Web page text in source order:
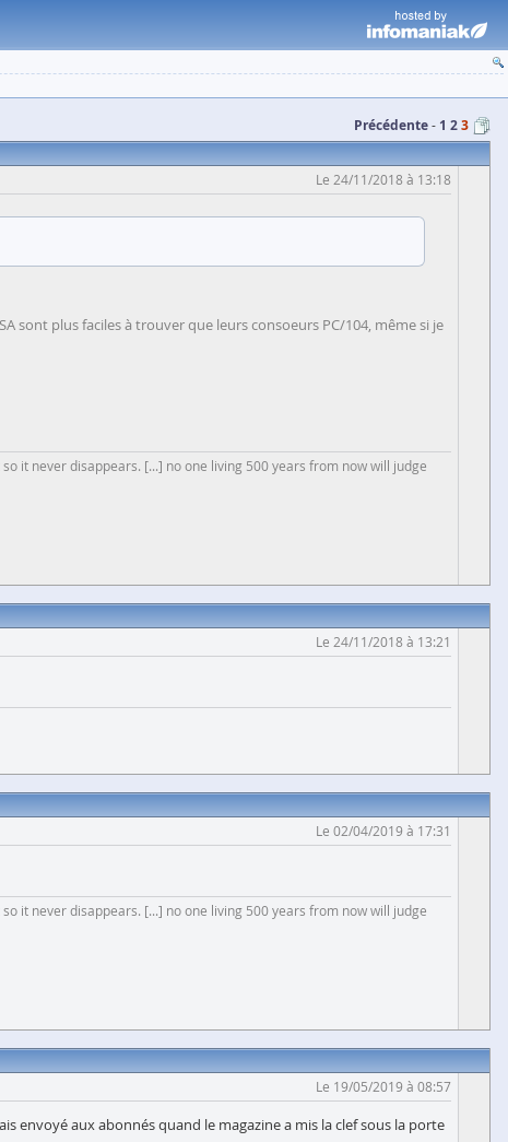
Précédente 1 23
Le 24/11/2018 à 13:18
sont plus faciles à trouver que leurs consoeurs PC/104, même si je
it never disappears. [...] no one living 500 years from now will judge
Le 24/11/2018 à 13:21
Le 02/04/2019 à 17:31
it never disappears. [...] no one living 500 years from now will judge
Le 19/05/2019 à 08:57
envoyé aux abonnés quand le magazine a mis la clef sous la porte